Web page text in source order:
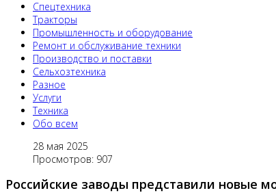
Спецтехника
Тракторы
Промышленность и оборудование
Ремонт и обслуживание техники
Производство и поставки
Сельхозтехника
Разное
Услуги
Техника
Обо всем
28 мая 2025
Просмотров: 907
Российские заводы представили новые